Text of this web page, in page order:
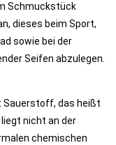
Schmuckstück
dieses beim Sport,
sowie bei der
Seifen abzulegen.
Sauerstoff, das heißt
nicht an der
chemischen